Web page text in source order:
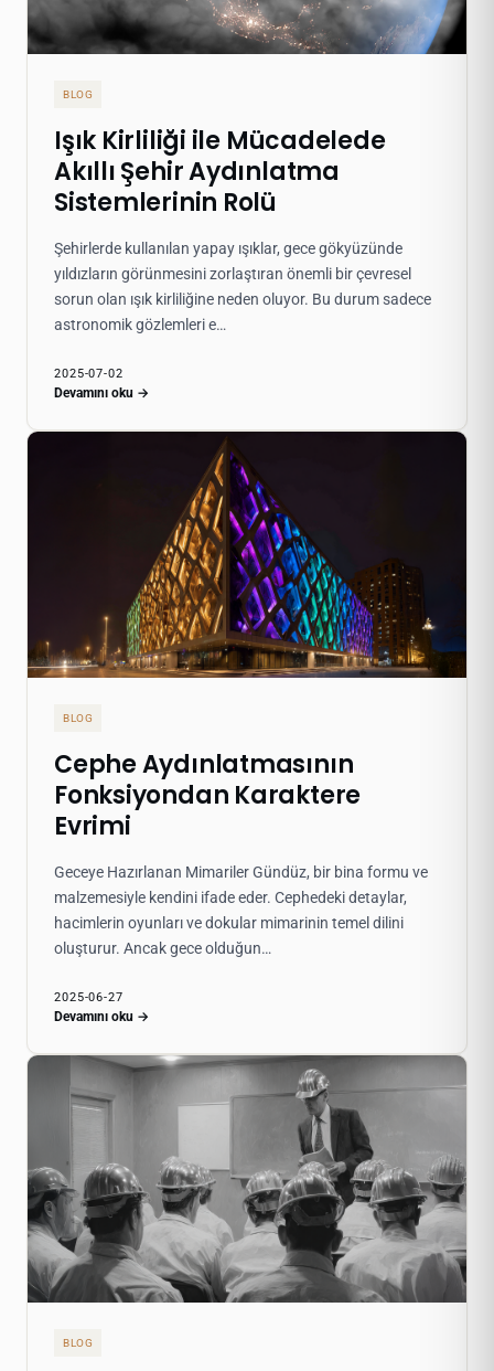
BLOG
Işık Kirliliği ile Mücadelede
Akıllı Şehir Aydınlatma
Sistemlerinin Rolü
Şehirlerde kullanılan yapay ışıklar, gece gökyüzünde
yıldızların görünmesini zorlaştıran önemli bir çevresel
sorun olan ışık kirliliğine neden oluyor. Bu durum sadece
astronomik gözlemleri e…
2025-07-02
Devamını oku →
BLOG
Cephe Aydınlatmasının
Fonksiyondan Karaktere
Evrimi
Geceye Hazırlanan Mimariler Gündüz, bir bina formu ve
malzemesiyle kendini ifade eder. Cephedeki detaylar,
hacimlerin oyunları ve dokular mimarinin temel dilini
oluşturur. Ancak gece olduğun…
2025-06-27
Devamını oku →
BLOG